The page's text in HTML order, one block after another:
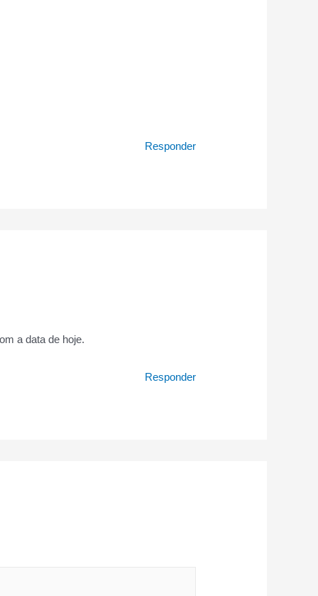
Responder
a data de hoje.
Responder